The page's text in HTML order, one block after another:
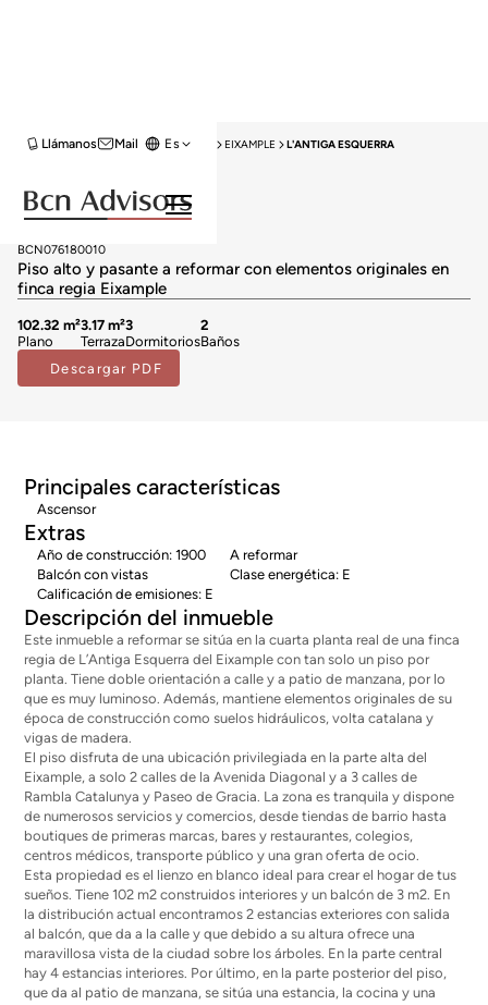
Mail
Llámanos Es
HOME VENTA PISOS BARCELONA EIXAMPLE L'ANTIGA ESQUERRA
Vendido
Descargar PDF
Pisos en venta en L'Antiga Esquerra
BCN076180010
Piso alto y pasante a reformar con elementos originales en
finca regia Eixample
102.32 m²
Plano
3.17 m²
Terraza
3
Dormitorios
2
Baños
Principales características
Ascensor
Extras
Año de construcción: 1900
A reformar
Balcón con vistas
Clase energética: E
Calificación de emisiones: E
Descripción del inmueble
Este inmueble a reformar se sitúa en la cuarta planta real de una finca
regia de L’Antiga Esquerra del Eixample con tan solo un piso por
planta. Tiene doble orientación a calle y a patio de manzana, por lo
que es muy luminoso. Además, mantiene elementos originales de su
época de construcción como suelos hidráulicos, volta catalana y
vigas de madera.
El piso disfruta de una ubicación privilegiada en la parte alta del
Eixample, a solo 2 calles de la Avenida Diagonal y a 3 calles de
Rambla Catalunya y Paseo de Gracia. La zona es tranquila y dispone
de numerosos servicios y comercios, desde tiendas de barrio hasta
boutiques de primeras marcas, bares y restaurantes, colegios,
centros médicos, transporte público y una gran oferta de ocio.
Esta propiedad es el lienzo en blanco ideal para crear el hogar de tus
sueños. Tiene 102 m2 construidos interiores y un balcón de 3 m2. En
la distribución actual encontramos 2 estancias exteriores con salida
al balcón, que da a la calle y que debido a su altura ofrece una
maravillosa vista de la ciudad sobre los árboles. En la parte central
hay 4 estancias interiores. Por último, en la parte posterior del piso,
que da al patio de manzana, se sitúa una estancia, la cocina y una